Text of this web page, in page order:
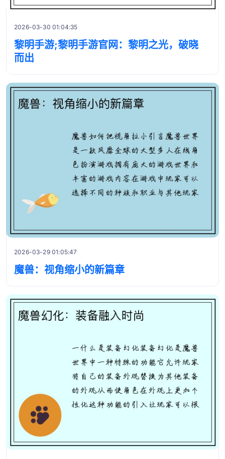
2026-03-30 01:04:35
黎明手游;黎明手游官网：黎明之光，破晓
而出
2026-03-29 01:05:47
魔兽：视角缩小的新篇章